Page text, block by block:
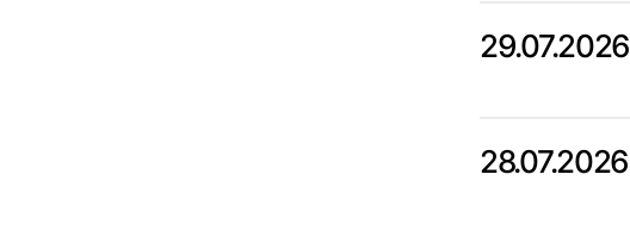
29.07.2026
28.07.2026